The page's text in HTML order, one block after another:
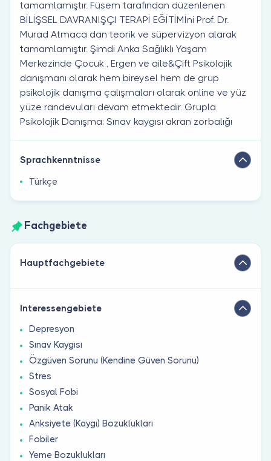
tamamlamıştır. Füsem tarafından düzenlenen
BİLİŞSEL DAVRANIŞÇI TERAPİ EĞİTİMİni Prof. Dr.
Murad Atmaca dan teorik ve süpervizyon alarak
tamamlamıştır. Şimdi Anka Sağlıklı Yaşam
Merkezinde Çocuk , Ergen ve aile&Çift Psikolojik
danışmanı olarak hem bireysel hem de grup
psikolojik danışma çalışmaları olarak online ve yüz
yüze randevuları devam etmektedir. Grupla
Psikolojik Danışma; Sınav kaygısı akran zorbalığı
Sprachkenntnisse
Türkçe
Fachgebiete
Hauptfachgebiete
Interessengebiete
Depresyon
Sınav Kaygısı
Özgüven Sorunu (Kendine Güven Sorunu)
Stres
Sosyal Fobi
Panik Atak
Anksiyete (Kaygı) Bozuklukları
Fobiler
Yeme Bozuklukları